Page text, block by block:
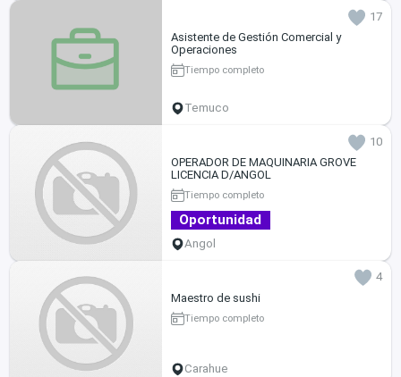
17
Asistente de Gestión Comercial y
Operaciones
Tiempo completo
Temuco
10
OPERADOR DE MAQUINARIA GROVE
LICENCIA D/ANGOL
Tiempo completo
Oportunidad
Angol
4
Maestro de sushi
Tiempo completo
Carahue